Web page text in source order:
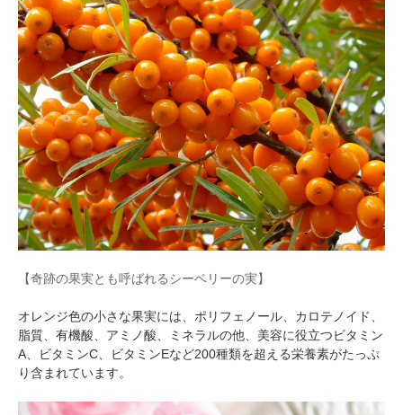
【奇跡の果実とも呼ばれるシーベリーの実】
オレンジ色の小さな果実には、ポリフェノール、カロテノイド、
脂質、有機酸、アミノ酸、ミネラルの他、美容に役立つビタミン
A、ビタミンC、ビタミンEなど200種類を超える栄養素がたっぷ
り含まれています。